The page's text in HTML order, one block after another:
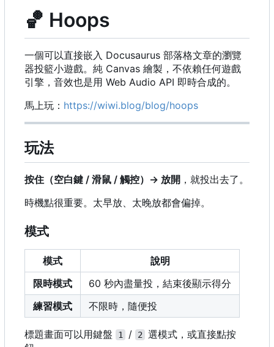
🏀 Hoops
一個可以直接嵌入 Docusaurus 部落格文章的瀏覽
器投籃小遊戲。純 Canvas 繪製，不依賴任何遊戲
引擎，音效也是用 Web Audio API 即時合成的。
馬上玩： https://wiwi.blog/blog/hoops
玩法
按住（空白鍵 / 滑鼠 / 觸控）→ 放開 ，就投出去了。
時機點很重要。太早放、太晚放都會偏掉。
模式
模式
說明
限時模式
60 秒內盡量投，結束後顯示得分
練習模式
不限時，隨便投
標題畫面可以用鍵盤 1 / 2
選模式，或直接點按